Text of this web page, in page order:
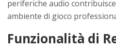
periferiche audio
ambiente di gioco
Funzionalità di